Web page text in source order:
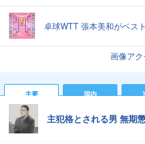
卓球WTT 張本美和がベス
画像ア
主要 国内
主犯格とされる男 無期